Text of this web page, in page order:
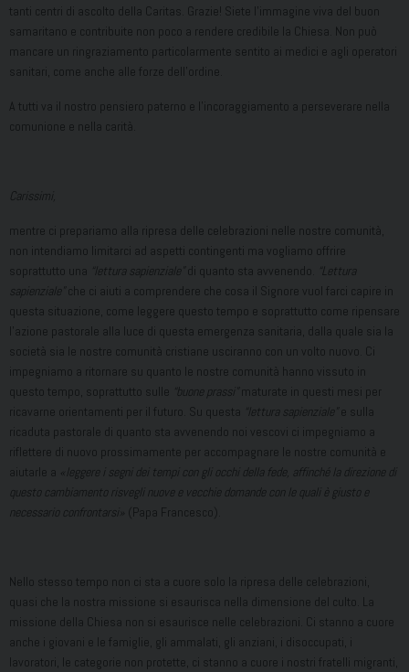
tanti centri di ascolto della Caritas. Grazie! Siete l’immagine viva del buon
samaritano e contribuite non poco a rendere credibile la Chiesa. Non può
mancare un ringraziamento particolarmente sentito ai medici e agli operatori
sanitari, come anche alle forze dell’ordine.
A tutti va il nostro pensiero paterno e l’incoraggiamento a perseverare nella
comunione e nella carità.
Carissimi,
mentre ci prepariamo alla ripresa delle celebrazioni nelle nostre comunità,
non intendiamo limitarci ad aspetti contingenti ma vogliamo offrire
soprattutto una
“lettura sapienziale” di quanto sta avvenendo.
“Lettura
sapienziale”
che ci aiuti a comprendere che cosa il Signore vuol farci capire in
questa situazione, come leggere questo tempo e soprattutto come ripensare
l’azione pastorale alla luce di questa emergenza sanitaria, dalla quale sia la
società sia le nostre comunità cristiane usciranno con un volto nuovo. Ci
impegniamo a ritornare su quanto le nostre comunità hanno vissuto in
questo tempo, soprattutto sulle “buone prassi”
maturate in questi mesi per
ricavarne orientamenti per il futuro. Su questa
“lettura sapienziale”
e sulla
ricaduta pastorale di quanto sta avvenendo noi vescovi ci impegniamo a
riflettere di nuovo prossimamente per accompagnare le nostre comunità e
aiutarle a
«leggere i segni dei tempi con gli occhi della fede, affinché la direzione di
questo cambiamento risvegli nuove e vecchie domande con le quali è giusto e
necessario confrontarsi»
(Papa Francesco).
Nello stesso tempo non ci sta a cuore solo la ripresa delle celebrazioni,
quasi che la nostra missione si esaurisca nella dimensione del culto. La
missione della Chiesa non si esaurisce nelle celebrazioni. Ci stanno a cuore
anche i giovani e le famiglie, gli ammalati, gli anziani, i disoccupati, i
lavoratori, le categorie non protette, ci stanno a cuore i nostri fratelli migranti,